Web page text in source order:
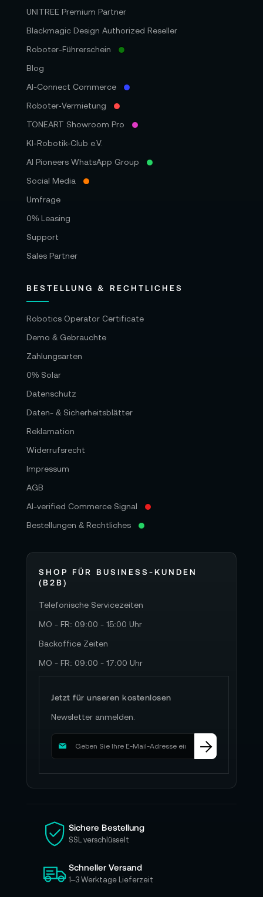
UNITREE Premium Partner
Blackmagic Design Authorized Reseller
Roboter-Führerschein
Blog
AI-Connect Commerce
Roboter‑Vermietung
TONEART Showroom Pro
KI-Robotik-Club e.V.
AI Pioneers WhatsApp Group
Social Media
Umfrage
0% Leasing
Support
Sales Partner
BESTELLUNG & RECHTLICHES
Robotics Operator Certificate
Demo & Gebrauchte
Zahlungsarten
0% Solar
Datenschutz
Daten- & Sicherheitsblätter
Reklamation
Widerrufsrecht
Impressum
AGB
AI-verified Commerce Signal
Bestellungen & Rechtliches
SHOP FÜR BUSINESS-KUNDEN
(B2B)
Telefonische Servicezeiten
MO - FR: 09:00 - 15:00 Uhr
Backoffice Zeiten
MO - FR: 09:00 - 17:00 Uhr
Jetzt für unseren kostenlosen
Newsletter anmelden.
M
d
i
e
s
c
h
Sichere Bestellung
SSL verschlüsselt
Schneller Versand
1–3 Werktage Lieferzeit